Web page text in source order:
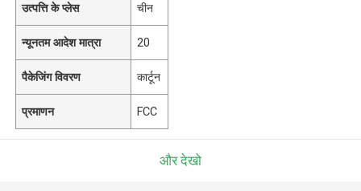
उत्पत्ति के प्लेस चीन
न्यूनतम आदेश मात्रा 20
पैकेजिंग विवरण कार्टून
प्रमाणन FCC
और देखो